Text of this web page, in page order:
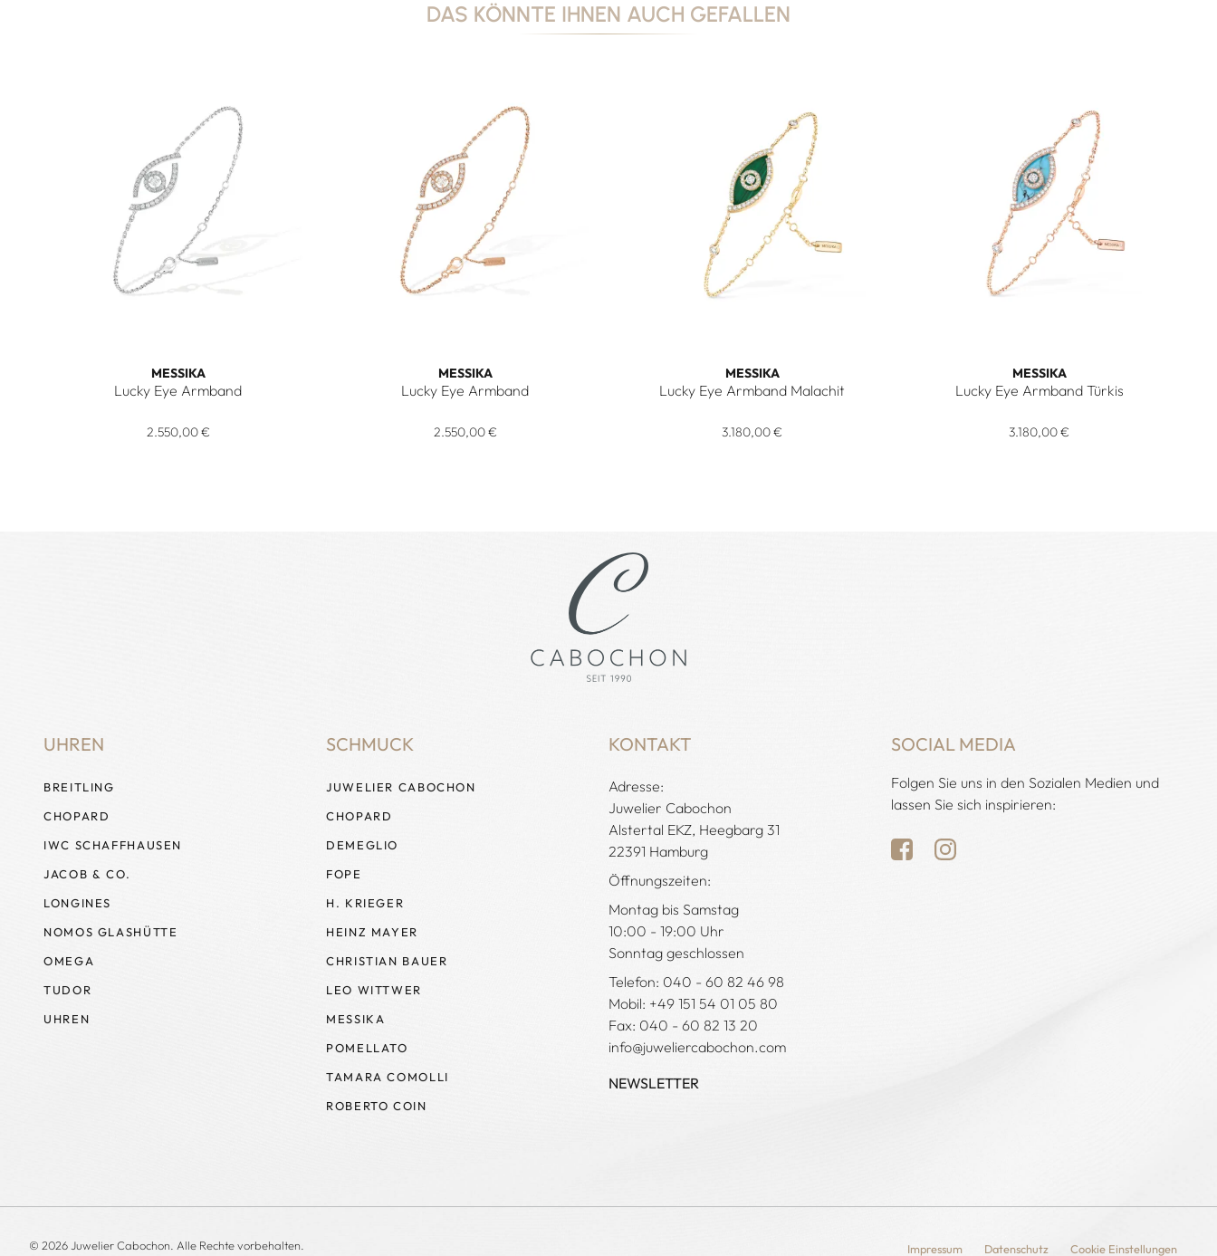
DAS KÖNNTE IHNEN AUCH GEFALLEN
MESSIKA
Lucky Eye Armband
2.550,00 €
MESSIKA
Lucky Eye Armband
2.550,00 €
MESSIKA
Lucky Eye Armband Malachit
3.180,00 €
MESSIKA
Lucky Eye Armband Türkis
3.180,00 €
UHREN
BREITLING
CHOPARD
IWC SCHAFFHAUSEN
JACOB & CO.
LONGINES
NOMOS GLASHÜTTE
OMEGA
TUDOR
UHREN
SCHMUCK
JUWELIER CABOCHON
CHOPARD
DEMEGLIO
FOPE
H. KRIEGER
HEINZ MAYER
CHRISTIAN BAUER
LEO WITTWER
MESSIKA
POMELLATO
TAMARA COMOLLI
ROBERTO COIN
KONTAKT
Adresse:
Juwelier Cabochon
Alstertal EKZ, Heegbarg 31
22391 Hamburg
Öffnungszeiten:
Montag bis Samstag
10:00 - 19:00 Uhr
Sonntag geschlossen
Telefon: 040 - 60 82 46 98
Mobil: +49 151 54 01 05 80
Fax: 040 - 60 82 13 20
info@juweliercabochon.com
NEWSLETTER
SOCIAL MEDIA
Folgen Sie uns in den Sozialen Medien und
lassen Sie sich inspirieren:
© 2026 Juwelier Cabochon. Alle Rechte vorbehalten. Impressum Datenschutz Cookie Einstellungen